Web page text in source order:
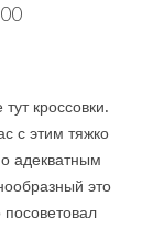
кроссовки.
с этим тяжко
адекватным
это